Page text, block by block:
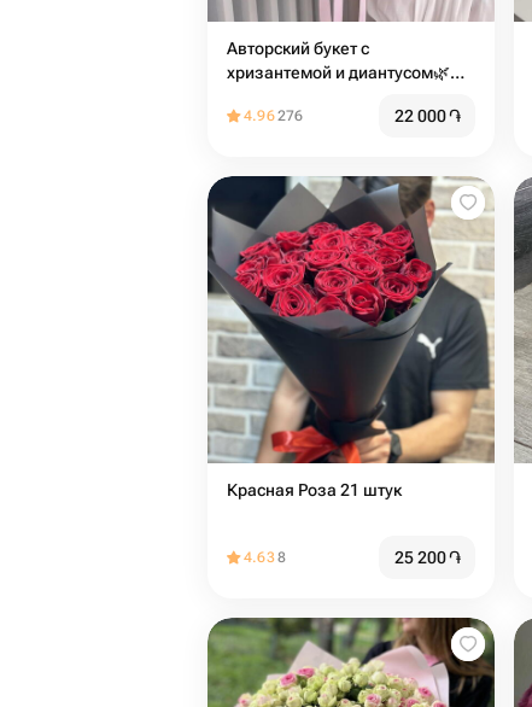
Авторский букет с
хризантемой и диантусом🌿
4.96276 22 000֏
Красная Роза 21 штук
4.638 25 200֏